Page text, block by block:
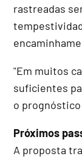
rastreadas
"Em muitos
suficientes
o
Próximos
A proposta